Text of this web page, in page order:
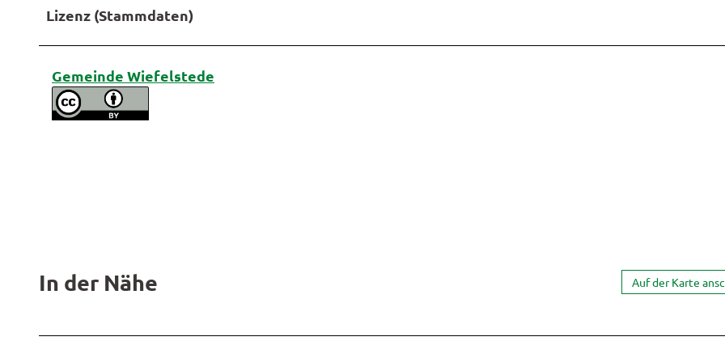
Lizenz (Stammdaten)
Gemeinde Wiefelstede
In der Nähe Auf der Karte